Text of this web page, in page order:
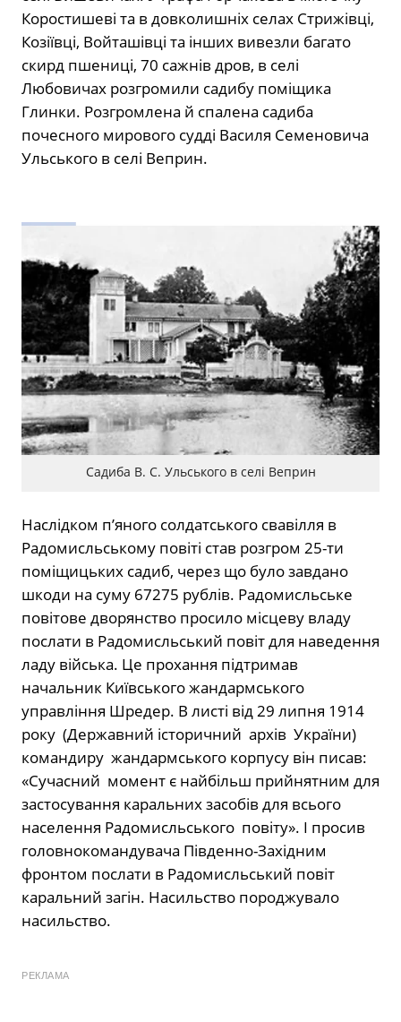
Коростишеві та в довколишніх селах Стрижівці,
Козіївці, Войташівці та інших вивезли багато
скирд пшениці, 70 сажнів дров, в селі
Любовичах розгромили садибу поміщика
Глинки. Розгромлена й спалена садиба
почесного мирового судді Василя Семеновича
Ульського в селі Веприн.
Садиба В. С. Ульського в селі Веприн
Наслідком п’яного солдатського свавілля в
Радомисльському повіті став розгром 25-ти
поміщицьких садиб, через що було завдано
шкоди на суму 67275 рублів. Радомисльське
повітове дворянство просило місцеву владу
послати в Радомисльський повіт для наведення
ладу війська. Це прохання підтримав
начальник Київського жандармського
управління Шредер. В листі від 29 липня 1914
року (Державний історичний архів України)
командиру жандармського корпусу він писав:
«Сучасний момент є найбільш прийнятним для
застосування каральних засобів для всього
населення Радомисльського повіту». І просив
головнокомандувача Південно-Західним
фронтом послати в Радомисльський повіт
каральний загін. Насильство породжувало
насильство.
РЕКЛАМА